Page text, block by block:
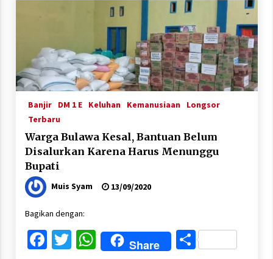
Banjir DM 1 E Keluhan Kemanusiaan
Longsor
Terbaru
Warga Bulawa Kesal, Bantuan Belum
Disalurkan Karena Harus Menunggu
Bupati
Muis Syam 13/09/2020
Bagikan dengan:
Facebook
Twitter
WhatsApp
Share Share